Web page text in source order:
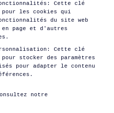
:
Cette clé
pour les cookies qui
du site web
en page et d'autres
:
Cette clé
stocker des paramètres
pour adapter le contenu
notre